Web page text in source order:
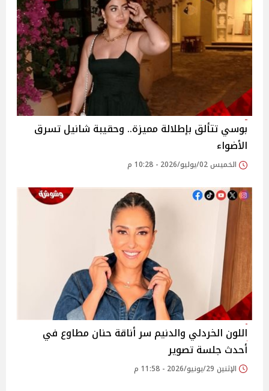
بوسي تتألق بإطلالة مميزة.. وحقيبة شانيل تسرق
الأضواء
الخميس 02/يوليو/2026 - 10:28 م
اللون الخردلي والدنيم سر أناقة حنان مطاوع في
أحدث جلسة تصوير
الإثنين 29/يونيو/2026 - 11:58 م